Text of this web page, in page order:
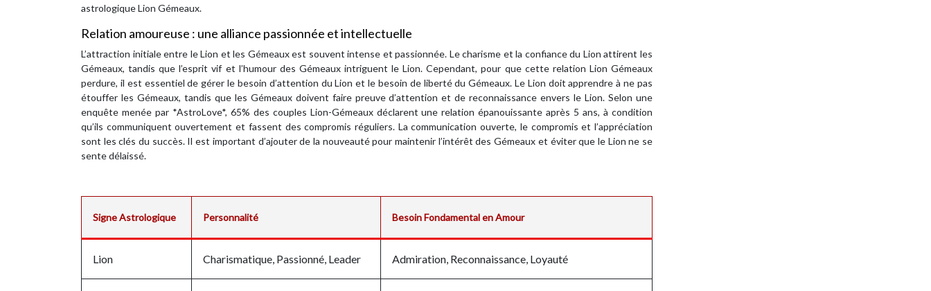
astrologique Lion Gémeaux.
Relation amoureuse : une alliance passionnée et intellectuelle
L’attraction initiale entre le Lion et les Gémeaux est souvent intense et passionnée. Le charisme et la confiance du Lion attirent les
Gémeaux, tandis que l’esprit vif et l’humour des Gémeaux intriguent le Lion. Cependant, pour que cette relation Lion Gémeaux
perdure, il est essentiel de gérer le besoin d’attention du Lion et le besoin de liberté du Gémeaux. Le Lion doit apprendre à ne pas
étouffer les Gémeaux, tandis que les Gémeaux doivent faire preuve d’attention et de reconnaissance envers le Lion. Selon une
enquête menée par *AstroLove*, 65% des couples Lion-Gémeaux déclarent une relation épanouissante après 5 ans, à condition
qu’ils communiquent ouvertement et fassent des compromis réguliers. La communication ouverte, le compromis et l’appréciation
sont les clés du succès. Il est important d’ajouter de la nouveauté pour maintenir l’intérêt des Gémeaux et éviter que le Lion ne se
sente délaissé.
Signe Astrologique Personnalité Besoin Fondamental en Amour
Lion Charismatique, Passionné, Leader Admiration, Reconnaissance, Loyauté